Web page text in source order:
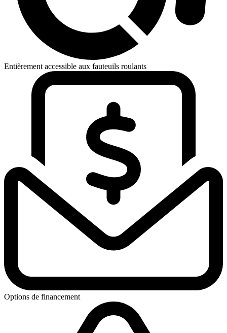
Entièrement accessible aux fauteuils roulants
Options de financement